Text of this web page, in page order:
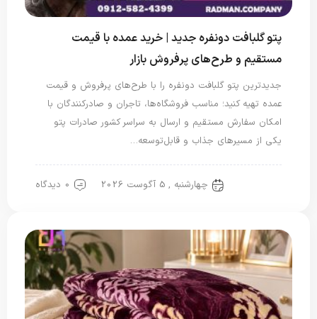
پتو گلبافت دونفره جدید | خرید عمده با قیمت
مستقیم و طرح‌های پرفروش بازار
جدیدترین پتو گلبافت دونفره را با طرح‌های پرفروش و قیمت
عمده تهیه کنید؛ مناسب فروشگاه‌ها، تاجران و صادرکنندگان با
امکان سفارش مستقیم و ارسال به سراسر کشور صادرات پتو
یکی از مسیرهای جذاب و قابل‌توسعه…
چهارشنبه , 5 آگوست 2026 0 دیدگاه